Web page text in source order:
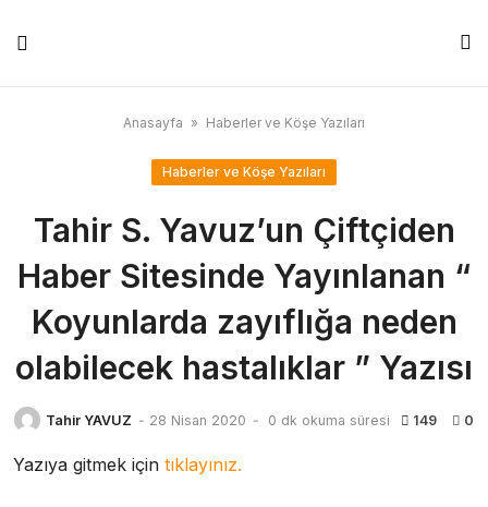
content
Anasayfa » Haberler ve Köşe Yazıları
Haberler ve Köşe Yazıları
Tahir S. Yavuz’un Çiftçiden
Haber Sitesinde Yayınlanan “
Koyunlarda zayıflığa neden
olabilecek hastalıklar ” Yazısı
Tahir YAVUZ - 28 Nisan 2020 - 0 dk okuma süresi 149 0
Yazıya gitmek için tıklayınız.